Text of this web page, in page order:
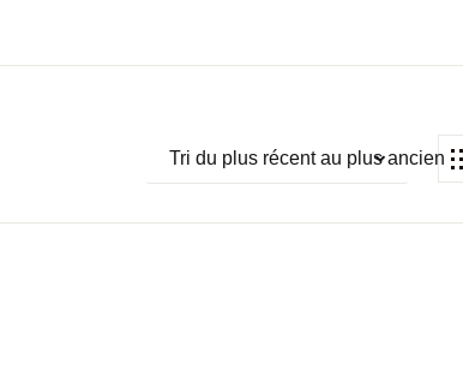
Tri du plus récent au plus ancien